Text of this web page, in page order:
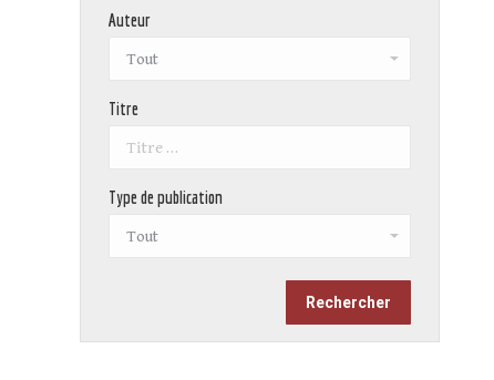
Auteur
Titre
Type de publication